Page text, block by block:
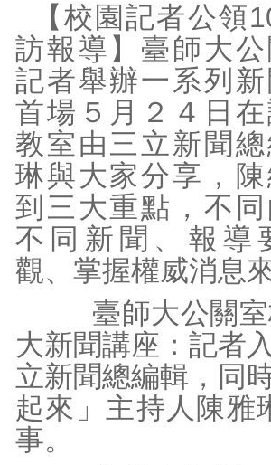
【校園記者公領
訪報導】臺師大
記者舉辦一系列
首場５月２４日
教室由三立新聞
琳與大家分享，
到三大重點，不
不同新聞、報導
觀、掌握權威消息
臺師大公關室
大新聞講座：記者
立新聞總編輯，同
起來」主持人陳雅
事。